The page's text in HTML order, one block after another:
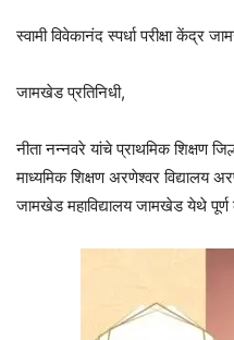
स्वामी विवेकानंद स्पर्धा परीक्षा केंद्र
जामखेड प्रतिनिधी,
नीता नन्नवरे यांचे प्राथमिक शिक्षण
माध्यमिक शिक्षण अरणेश्वर विद्यालय
जामखेड महाविद्यालय जामखेड येथे